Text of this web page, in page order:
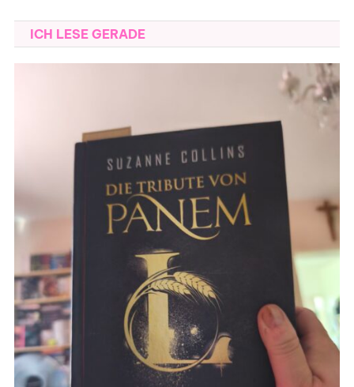
ICH LESE GERADE